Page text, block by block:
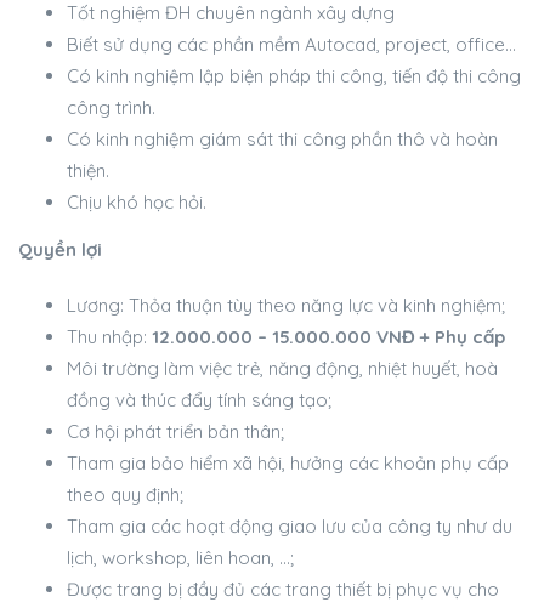
Tốt nghiệm ĐH chuyên ngành xây dựng
Biết sử dụng các phần mềm Autocad, project, office…
Có kinh nghiệm lập biện pháp thi công, tiến độ thi công
công trình.
Có kinh nghiệm giám sát thi công phần thô và hoàn
thiện.
Chịu khó học hỏi.
Quyền lợi
Lương: Thỏa thuận tùy theo năng lực và kinh nghiệm;
Thu nhập: 12.000.000 – 15.000.000 VNĐ + Phụ cấp
Môi trường làm việc trẻ, năng động, nhiệt huyết, hoà
đồng và thúc đẩy tính sáng tạo;
Cơ hội phát triển bản thân;
Tham gia bảo hiểm xã hội, hưởng các khoản phụ cấp
theo quy định;
Tham gia các hoạt động giao lưu của công ty như du
lịch, workshop, liên hoan, …;
Được trang bị đầy đủ các trang thiết bị phục vụ cho